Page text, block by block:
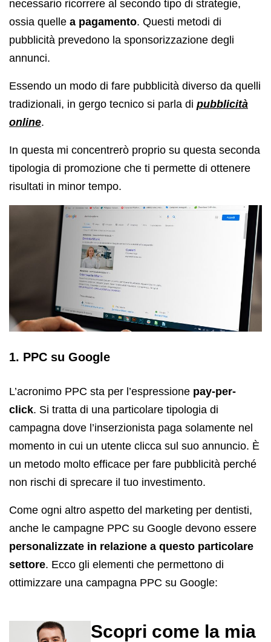
necessario ricorrere al secondo tipo di strategie,
ossia quelle a pagamento. Questi metodi di
pubblicità prevedono la sponsorizzazione degli
annunci.
Essendo un modo di fare pubblicità diverso da quelli
tradizionali, in gergo tecnico si parla di pubblicità
online.
In questa mi concentrerò proprio su questa seconda
tipologia di promozione che ti permette di ottenere
risultati in minor tempo.
1. PPC su Google
L’acronimo PPC sta per l’espressione pay-per-
click. Si tratta di una particolare tipologia di
campagna dove l’inserzionista paga solamente nel
momento in cui un utente clicca sul suo annuncio. È
un metodo molto efficace per fare pubblicità perché
non rischi di sprecare il tuo investimento.
Come ogni altro aspetto del marketing per dentisti,
anche le campagne PPC su Google devono essere
personalizzate in relazione a questo particolare
settore. Ecco gli elementi che permettono di
ottimizzare una campagna PPC su Google:
Scopri come la mia